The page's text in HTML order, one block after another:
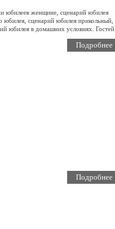
юбилеев женщине, сценарий юбилея
юбилея, сценарий юбилея прикольный,
юбилея в домашних условиях. Гостей
Подробнее
Подробнее